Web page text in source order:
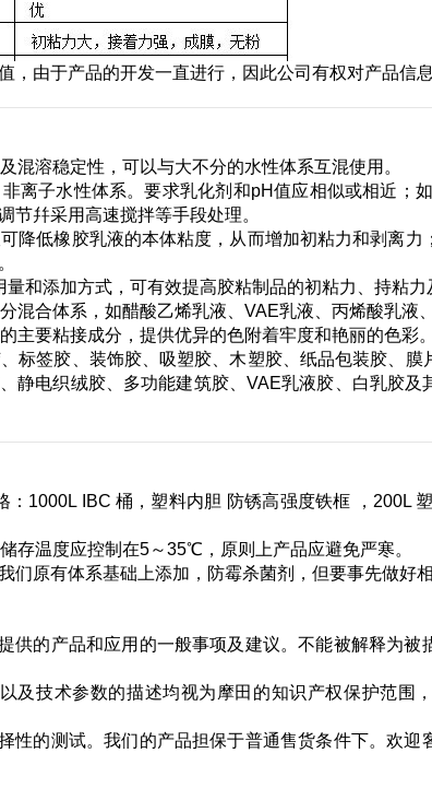
，由于产品的开发一直进行，因此公司有权对产品信
混溶稳定性，可以与大不分的水性体系互混使用。
离子水性体系。要求乳化剂和pH值应相似或相近；
节幷采用高速搅拌等手段处理。
降低橡胶乳液的本体粘度，从而增加初粘力和剥离力
和添加方式，可有效提高胶粘制品的初粘力、持粘力
混合体系，如醋酸乙烯乳液、VAE乳液、丙烯酸乳液
主要粘接成分，提供优异的色附着牢度和艳丽的色彩。
标签胶、装饰胶、吸塑胶、木塑胶、纸品包装胶、膜
静电织绒胶、多功能建筑胶、VAE乳液胶、白乳胶及
：1000L IBC 桶，塑料内胆 防锈高强度铁框 ，200L
存温度应控制在5～35℃，原则上产品应避免严寒。
们原有体系基础上添加，防霉杀菌剂，但要事先做好
供的产品和应用的一般事项及建议。不能被解释为被
及技术参数的描述均视为摩田的知识产权保护范围
性的测试。我们的产品担保于普通售货条件下。欢迎